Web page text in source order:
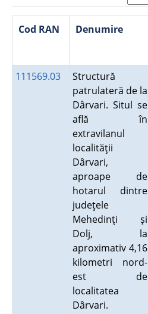
Cod RAN Denumire
111569.03
Structură
patrulateră de la
Dârvari. Situl se
află în
extravilanul
localităţii
Dârvari,
aproape de
hotarul dintre
judeţele
Mehedinţi şi
Dolj, la
aproximativ 4,16
kilometri nord-
est de
localitatea
Dârvari.